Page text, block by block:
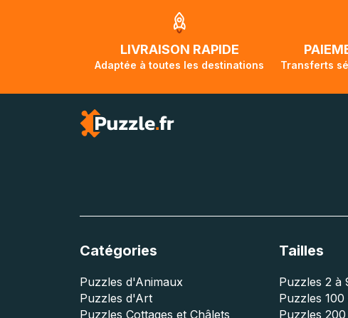
jusqu'à 2 mois et
traversée, le suivi
lorsque votre colis
LIVRAISON RAPIDE
Adaptée à toutes les destinations Transferts
Catégories
Puzzles d'Animaux
Puzzles d'Art
Puzzles Cottages et Châlets
Tailles
Puzzles 2 à
Puzzles 100
Puzzles